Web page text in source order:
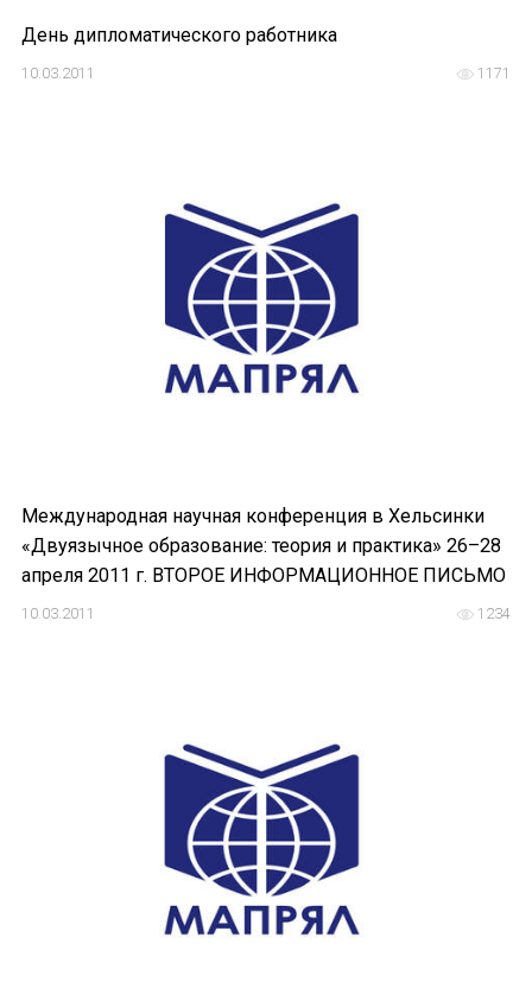
Мобильное приложение TORFL GO
БИБЛИОТЕКА МАПРЯЛ
+7 953 347-74-80
День дипломатического работника
1171
10.03.2011
Международная научная конференция в Хельсинки
«Двуязычное образование: теория и практика» 26–28
апреля 2011 г. ВТОРОЕ ИНФОРМАЦИОННОЕ ПИСЬМО
1234
10.03.2011